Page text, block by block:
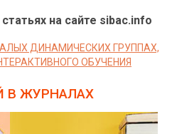
на сайте sibac.info
ДИНАМИЧЕСКИХ ГРУППАХ,
ОБУЧЕНИЯ
В ЖУРНАЛАХ